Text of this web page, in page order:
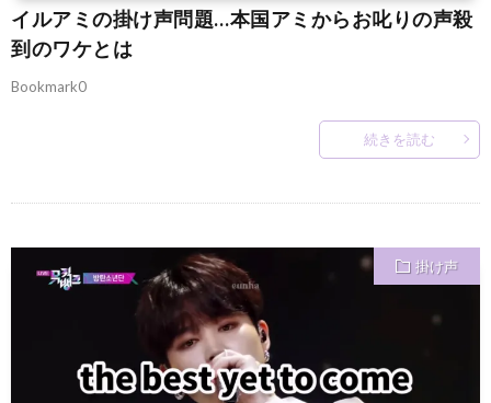
イルアミの掛け声問題…本国アミからお叱りの声殺
到のワケとは
Bookmark0
続きを読む
掛け声